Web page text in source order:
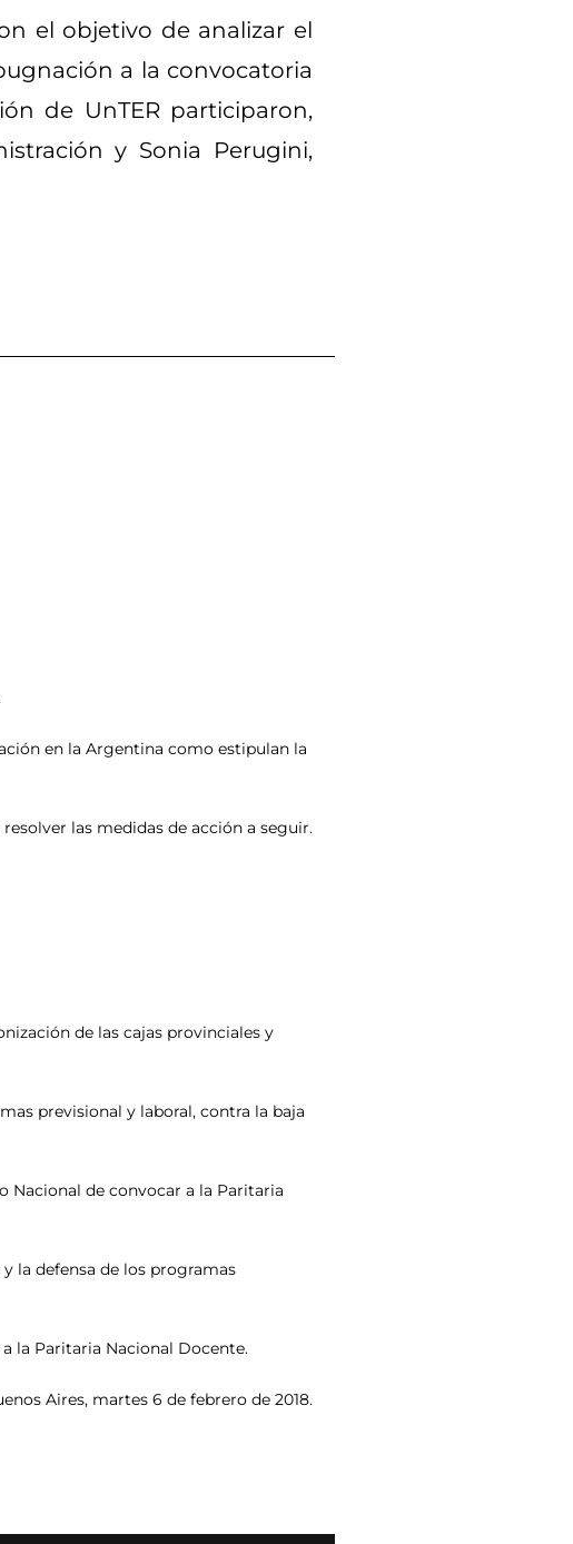
el objetivo de analizar el
a la convocatoria
de UnTER participaron,
y Sonia Perugini,
en la Argentina como estipulan la
las medidas de acción a seguir.
de las cajas provinciales y
previsional y laboral, contra la baja
Nacional de convocar a la Paritaria
la defensa de los programas
la Paritaria Nacional Docente.
Aires, martes 6 de febrero de 2018.